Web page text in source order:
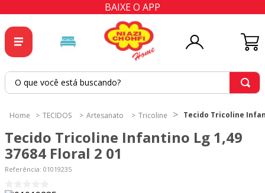
BAIXE O APP
O que você está buscando?
TECIDOS Artesanato Tricoline Tecido Tricoline
Tecido Tricoline Infantino Lg 1,49
37684 Floral 2 01
Referência: 01019235
2º
tapete
cortina